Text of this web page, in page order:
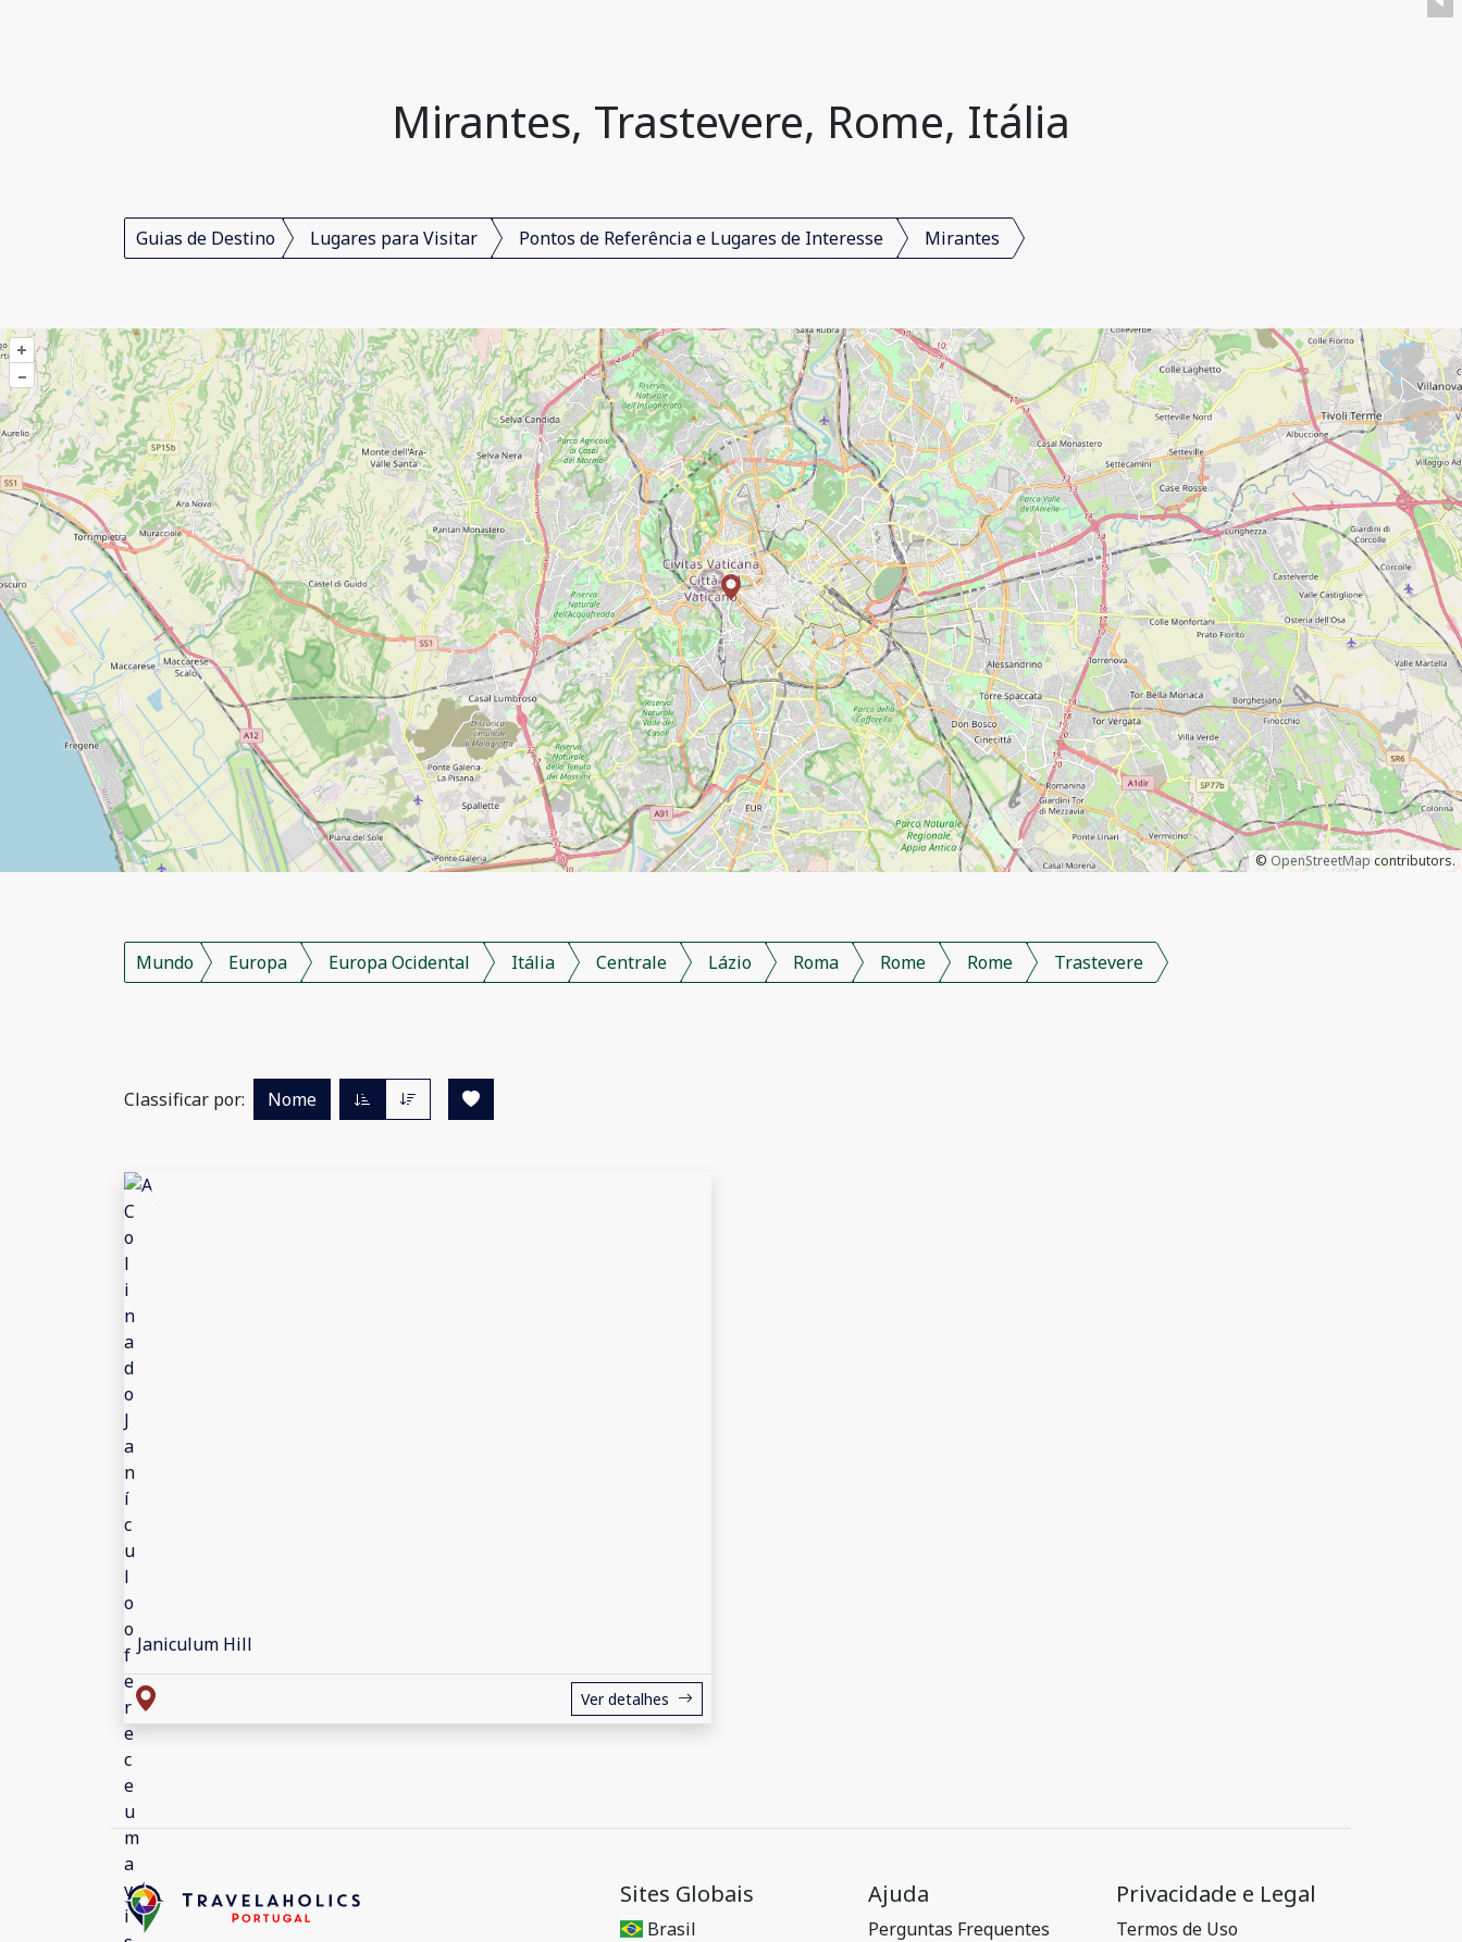
Mirantes, Trastevere, Rome, Itália
Guias de Destino Lugares para Visitar Pontos de Referência e Lugares de Interesse Mirantes
+
–
© OpenStreetMapcontributors.
Mundo Europa Europa Ocidental Itália Centrale Lázio Roma Rome Rome Trastevere
Classificar por: Nome
Janiculum Hill
Ver detalhes
Sites Globais
Brasil
Ajuda
Perguntas Frequentes
Privacidade e Legal
Termos de Uso